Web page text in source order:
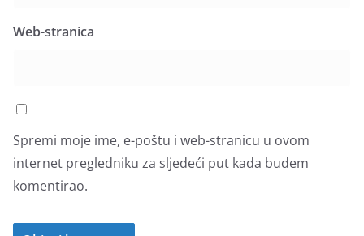
Web-stranica
Spremi moje ime, e-poštu i web-stranicu u ovom
internet pregledniku za sljedeći put kada budem
komentirao.